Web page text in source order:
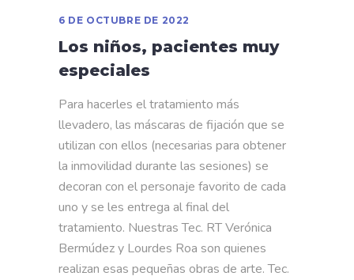
6 DE OCTUBRE DE 2022
Los niños, pacientes muy
especiales
Para hacerles el tratamiento más
llevadero, las máscaras de fijación que se
utilizan con ellos (necesarias para obtener
la inmovilidad durante las sesiones) se
decoran con el personaje favorito de cada
uno y se les entrega al final del
tratamiento. Nuestras Tec. RT Verónica
Bermúdez y Lourdes Roa son quienes
realizan esas pequeñas obras de arte. Tec.